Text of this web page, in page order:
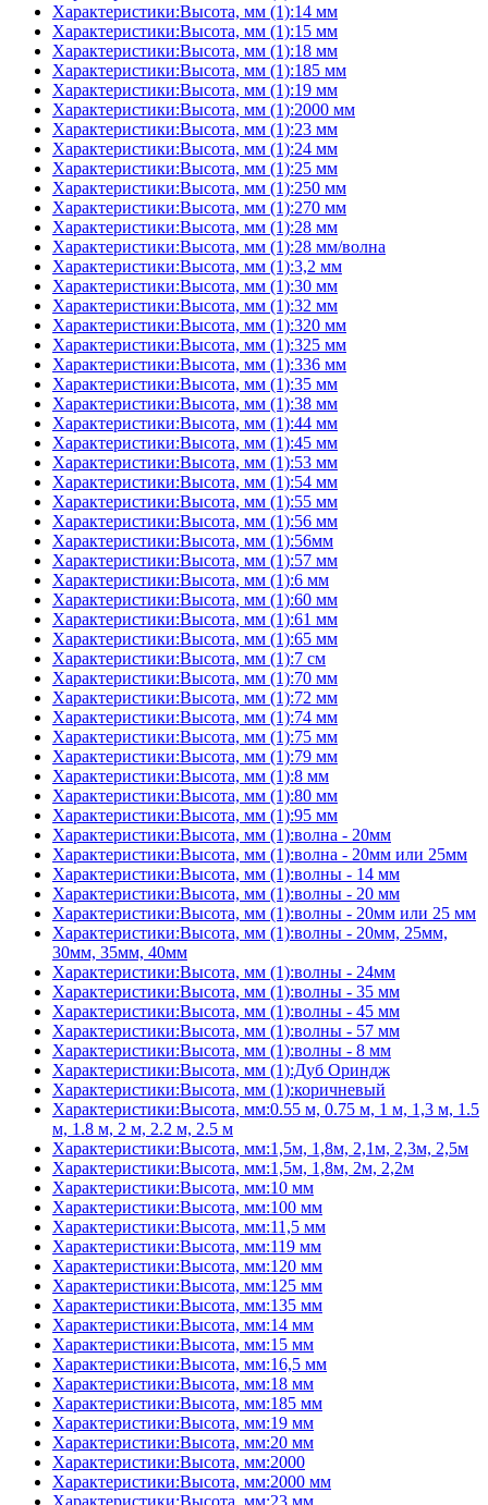
Характеристики:Высота, мм (1):14 мм
Характеристики:Высота, мм (1):15 мм
Характеристики:Высота, мм (1):18 мм
Характеристики:Высота, мм (1):185 мм
Характеристики:Высота, мм (1):19 мм
Характеристики:Высота, мм (1):2000 мм
Характеристики:Высота, мм (1):23 мм
Характеристики:Высота, мм (1):24 мм
Характеристики:Высота, мм (1):25 мм
Характеристики:Высота, мм (1):250 мм
Характеристики:Высота, мм (1):270 мм
Характеристики:Высота, мм (1):28 мм
Характеристики:Высота, мм (1):28 мм/волна
Характеристики:Высота, мм (1):3,2 мм
Характеристики:Высота, мм (1):30 мм
Характеристики:Высота, мм (1):32 мм
Характеристики:Высота, мм (1):320 мм
Характеристики:Высота, мм (1):325 мм
Характеристики:Высота, мм (1):336 мм
Характеристики:Высота, мм (1):35 мм
Характеристики:Высота, мм (1):38 мм
Характеристики:Высота, мм (1):44 мм
Характеристики:Высота, мм (1):45 мм
Характеристики:Высота, мм (1):53 мм
Характеристики:Высота, мм (1):54 мм
Характеристики:Высота, мм (1):55 мм
Характеристики:Высота, мм (1):56 мм
Характеристики:Высота, мм (1):56мм
Характеристики:Высота, мм (1):57 мм
Характеристики:Высота, мм (1):6 мм
Характеристики:Высота, мм (1):60 мм
Характеристики:Высота, мм (1):61 мм
Характеристики:Высота, мм (1):65 мм
Характеристики:Высота, мм (1):7 см
Характеристики:Высота, мм (1):70 мм
Характеристики:Высота, мм (1):72 мм
Характеристики:Высота, мм (1):74 мм
Характеристики:Высота, мм (1):75 мм
Характеристики:Высота, мм (1):79 мм
Характеристики:Высота, мм (1):8 мм
Характеристики:Высота, мм (1):80 мм
Характеристики:Высота, мм (1):95 мм
Характеристики:Высота, мм (1):волна - 20мм
Характеристики:Высота, мм (1):волна - 20мм или 25мм
Характеристики:Высота, мм (1):волны - 14 мм
Характеристики:Высота, мм (1):волны - 20 мм
Характеристики:Высота, мм (1):волны - 20мм или 25 мм
Характеристики:Высота, мм (1):волны - 20мм, 25мм,
30мм, 35мм, 40мм
Характеристики:Высота, мм (1):волны - 24мм
Характеристики:Высота, мм (1):волны - 35 мм
Характеристики:Высота, мм (1):волны - 45 мм
Характеристики:Высота, мм (1):волны - 57 мм
Характеристики:Высота, мм (1):волны - 8 мм
Характеристики:Высота, мм (1):Дуб Ориндж
Характеристики:Высота, мм (1):коричневый
Характеристики:Высота, мм:0.55 м, 0.75 м, 1 м, 1,3 м, 1.5
м, 1.8 м, 2 м, 2.2 м, 2.5 м
Характеристики:Высота, мм:1,5м, 1,8м, 2,1м, 2,3м, 2,5м
Характеристики:Высота, мм:1,5м, 1,8м, 2м, 2,2м
Характеристики:Высота, мм:10 мм
Характеристики:Высота, мм:100 мм
Характеристики:Высота, мм:11,5 мм
Характеристики:Высота, мм:119 мм
Характеристики:Высота, мм:120 мм
Характеристики:Высота, мм:125 мм
Характеристики:Высота, мм:135 мм
Характеристики:Высота, мм:14 мм
Характеристики:Высота, мм:15 мм
Характеристики:Высота, мм:16,5 мм
Характеристики:Высота, мм:18 мм
Характеристики:Высота, мм:185 мм
Характеристики:Высота, мм:19 мм
Характеристики:Высота, мм:20 мм
Характеристики:Высота, мм:2000
Характеристики:Высота, мм:2000 мм
Характеристики:Высота, мм:23 мм